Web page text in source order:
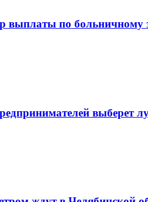
выплаты по больничному
выберет